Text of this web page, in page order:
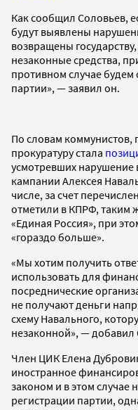
Как сообщил Соловьев,
будут выявлены
возвращены
незаконные средства,
противном случае будем
партии», — заявил он.
По словам
прокуратуру стала
усмотревших нарушение
кампании Алексея
числе, за счет
отметили в КПРФ, таким
«Единая Россия», при
«гораздо больше».
«Мы хотим получить
использовать для
посреднические
не получают деньги
схему Навального,
незаконной», — добавил
Член ЦИК Елена
иностранное
законом и в этом случае
регистрации партии,